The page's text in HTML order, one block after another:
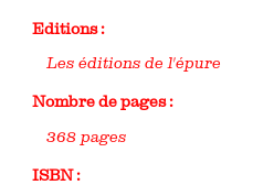
Editions :
Les éditions de l'épure
Nombre de pages :
368 pages
ISBN :